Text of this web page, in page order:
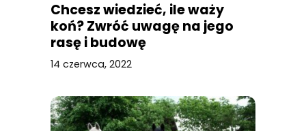
Chcesz wiedzieć, ile waży
koń? Zwróć uwagę na jego
rasę i budowę
14 czerwca, 2022